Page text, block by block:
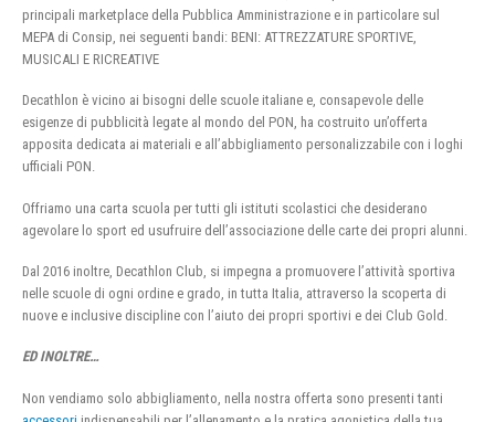
principali marketplace della Pubblica Amministrazione e in particolare sul
MEPA di Consip, nei seguenti bandi: BENI: ATTREZZATURE SPORTIVE,
MUSICALI E RICREATIVE
Decathlon è vicino ai bisogni delle scuole italiane e, consapevole delle
esigenze di pubblicità legate al mondo del PON, ha costruito un’offerta
apposita dedicata ai materiali e all’abbigliamento personalizzabile con i loghi
ufficiali PON.
Offriamo una carta scuola per tutti gli istituti scolastici che desiderano
agevolare lo sport ed usufruire dell’associazione delle carte dei propri alunni.
Dal 2016 inoltre, Decathlon Club, si impegna a promuovere l’attività sportiva
nelle scuole di ogni ordine e grado, in tutta Italia, attraverso la scoperta di
nuove e inclusive discipline con l’aiuto dei propri sportivi e dei Club Gold.
ED INOLTRE…
Non vendiamo solo abbigliamento, nella nostra offerta sono presenti tanti